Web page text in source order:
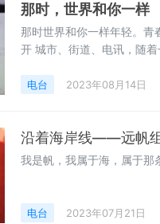
那时，世界和你一样
那时世界和你一样年轻。青
开 城市、街道、电讯，随着
电台 2023年08月14日
沿着海岸线——远帆
我是帆，我属于海，属于那
电台 2023年07月21日